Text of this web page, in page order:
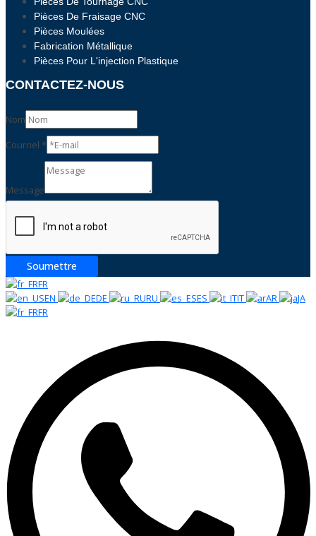
Pièces De Fraisage CNC
Pièces Moulées
Fabrication Métallique
Pièces Pour L'injection Plastique
CONTACTEZ-NOUS
Nom
Courriel *
Nom
Message
Soumettre
FR
EN
DE RU ES IT AR
JA
FR